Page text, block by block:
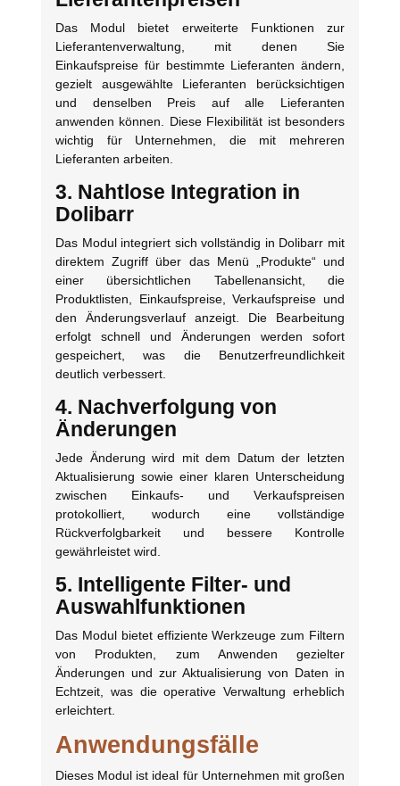
Das Modul bietet erweiterte Funktionen zur
Lieferantenverwaltung, mit denen Sie
Einkaufspreise für bestimmte Lieferanten ändern,
gezielt ausgewählte Lieferanten berücksichtigen
und denselben Preis auf alle Lieferanten
anwenden können. Diese Flexibilität ist besonders
wichtig für Unternehmen, die mit mehreren
Lieferanten arbeiten.
3. Nahtlose Integration in
Dolibarr
Das Modul integriert sich vollständig in Dolibarr mit
direktem Zugriff über das Menü „Produkte“ und
einer übersichtlichen Tabellenansicht, die
Produktlisten, Einkaufspreise, Verkaufspreise und
den Änderungsverlauf anzeigt. Die Bearbeitung
erfolgt schnell und Änderungen werden sofort
gespeichert, was die Benutzerfreundlichkeit
deutlich verbessert.
4. Nachverfolgung von
Änderungen
Jede Änderung wird mit dem Datum der letzten
Aktualisierung sowie einer klaren Unterscheidung
zwischen Einkaufs- und Verkaufspreisen
protokolliert, wodurch eine vollständige
Rückverfolgbarkeit und bessere Kontrolle
gewährleistet wird.
5. Intelligente Filter- und
Auswahlfunktionen
Das Modul bietet effiziente Werkzeuge zum Filtern
von Produkten, zum Anwenden gezielter
Änderungen und zur Aktualisierung von Daten in
Echtzeit, was die operative Verwaltung erheblich
erleichtert.
Anwendungsfälle
Dieses Modul ist ideal für Unternehmen mit großen